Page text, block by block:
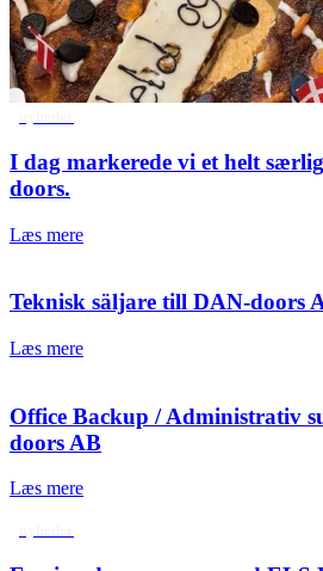
I dag markerede vi et helt
doors.
Læs mere
Teknisk säljare till DAN-doors
Læs mere
Office Backup / Administrativ
doors AB
Læs mere